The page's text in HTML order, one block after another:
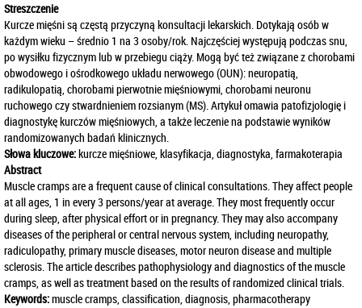
Streszczenie
Kurcze mięśni są częstą przyczyną konsultacji lekarskich. Dotykają osób w
każdym wieku – średnio 1 na 3 osoby/rok. Najczęściej występują podczas snu,
po wysiłku fizycznym lub w przebiegu ciąży. Mogą być też związane z chorobami
obwodowego i ośrodkowego układu nerwowego (OUN): neuropatią,
radikulopatią, chorobami pierwotnie mięśniowymi, chorobami neuronu
ruchowego czy stwardnieniem rozsianym (MS). Artykuł omawia patofizjologię i
diagnostykę kurczów mięśniowych, a także leczenie na podstawie wyników
randomizowanych badań klinicznych.
Słowa kluczowe:kurcze mięśniowe, klasyfikacja, diagnostyka, farmakoterapia
Abstract
Muscle cramps are a frequent cause of clinical consultations. They affect people
at all ages, 1 in every 3 persons/year at average. They most frequently occur
during sleep, after physical effort or in pregnancy. They may also accompany
diseases of the peripheral or central nervous system, including neuropathy,
radiculopathy, primary muscle diseases, motor neuron disease and multiple
sclerosis. The article describes pathophysiology and diagnostics of the muscle
cramps, as well as treatment based on the results of randomized clinical trials.
Keywords:muscle cramps, classification, diagnosis, pharmacotherapy